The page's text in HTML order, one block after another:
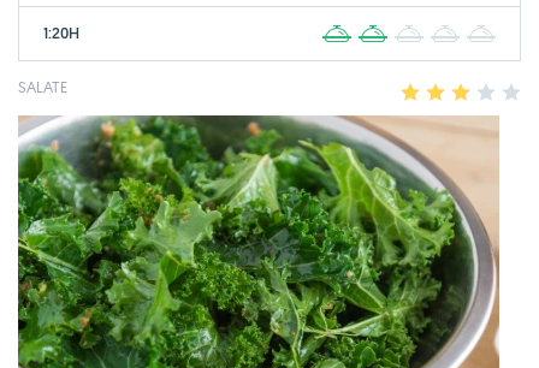
1:20H 2 3 4
SALATE 2 3 4